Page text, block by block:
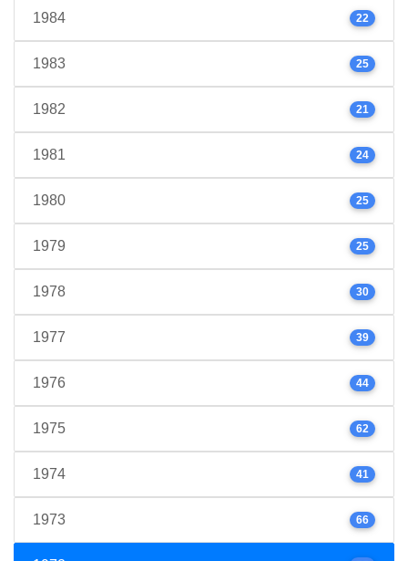
1984 22
1983 25
1982 21
1981 24
1980 25
1979 25
1978 30
1977 39
1976 44
1975 62
1974 41
1973 66